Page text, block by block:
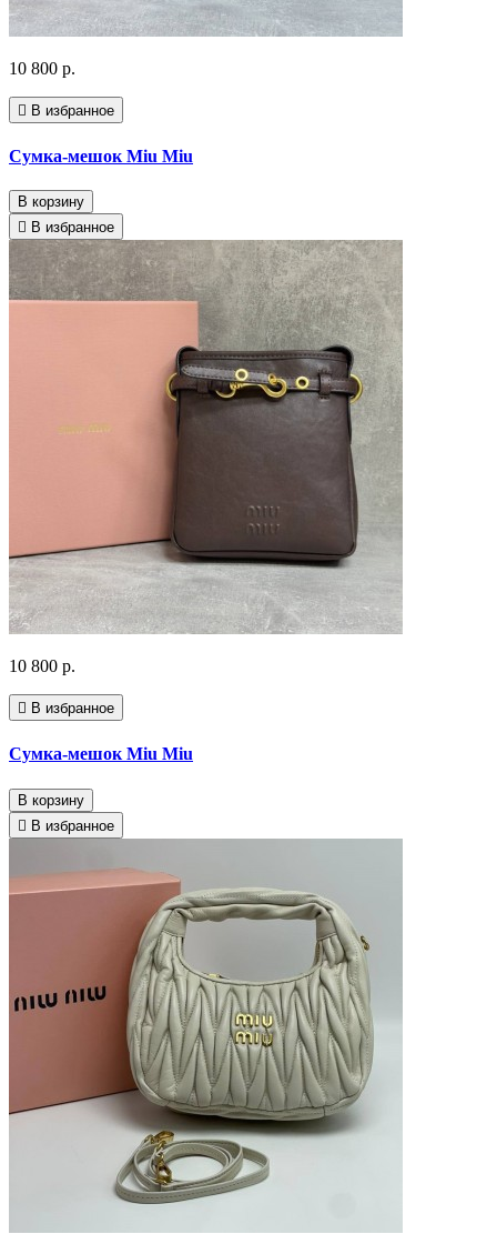
10 800 р.
В избранное
Сумка-мешок Miu Miu
В корзину
В избранное
10 800 р.
В избранное
Сумка-мешок Miu Miu
В корзину
В избранное